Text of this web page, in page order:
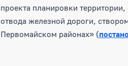
проекта планировки
отвода железной дороги,
Первомайском районах» (